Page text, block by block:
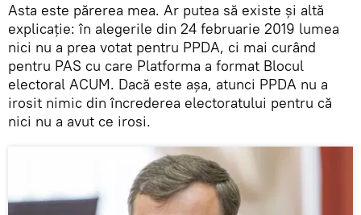
Asta este părerea mea. Ar putea să existe și altă
explicație: în alegerile din 24 februarie 2019 lumea
nici nu a prea votat pentru PPDA, ci mai curând
pentru PAS cu care Platforma a format Blocul
electoral ACUM. Dacă este așa, atunci PPDA nu a
irosit nimic din încrederea electoratului pentru că
nici nu a avut ce irosi.